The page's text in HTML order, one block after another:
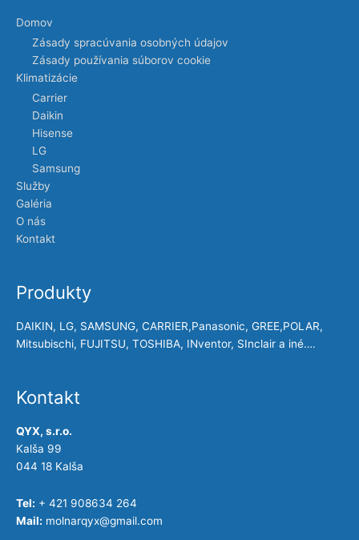
Domov
Zásady spracúvania osobných údajov
Zásady používania súborov cookie
Klimatizácie
Carrier
Daikin
Hisense
LG
Samsung
Služby
Galéria
O nás
Kontakt
Produkty
DAIKIN, LG, SAMSUNG, CARRIER,Panasonic, GREE,POLAR,
Mitsubischi, FUJITSU, TOSHIBA, INventor, SInclair a iné….
Kontakt
QYX, s.r.o.
Kalša 99
044 18 Kalša
Tel: + 421 908634 264
Mail: molnarqyx@gmail.com